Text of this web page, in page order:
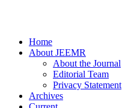
Home
About JEEMR
About the Journal
Editorial Team
Privacy Statement
Archives